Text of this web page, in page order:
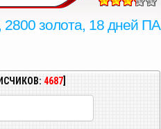
2800 золота, 18 дней ПА
4687